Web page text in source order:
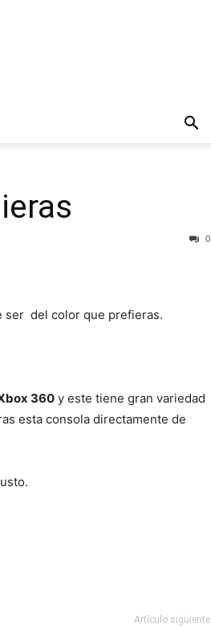
0
ser del color que prefieras.
360 y este tiene gran variedad
esta consola directamente de
Artículo siguiente